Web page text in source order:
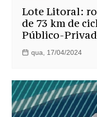
Lote Litoral:
de 73 km de
Público-
qua, 17/04/2024